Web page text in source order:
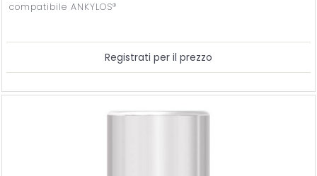
compatibile ANKYLOS®
Registrati per il prezzo